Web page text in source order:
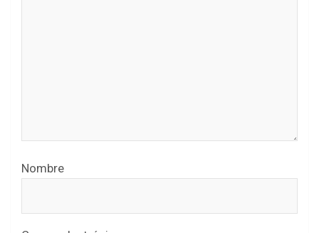
Nombre